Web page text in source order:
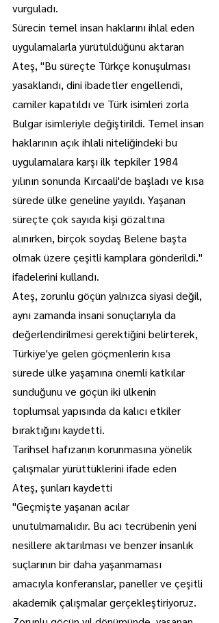
vurguladı.
Sürecin temel insan haklarını ihlal eden
uygulamalarla yürütüldüğünü aktaran
Ateş, "Bu süreçte Türkçe konuşulması
yasaklandı, dini ibadetler engellendi,
camiler kapatıldı ve Türk isimleri zorla
Bulgar isimleriyle değiştirildi. Temel insan
haklarının açık ihlali niteliğindeki bu
uygulamalara karşı ilk tepkiler 1984
yılının sonunda Kırcaali'de başladı ve kısa
sürede ülke geneline yayıldı. Yaşanan
süreçte çok sayıda kişi gözaltına
alınırken, birçok soydaş Belene başta
olmak üzere çeşitli kamplara gönderildi."
ifadelerini kullandı.
Ateş, zorunlu göçün yalnızca siyasi değil,
aynı zamanda insani sonuçlarıyla da
değerlendirilmesi gerektiğini belirterek,
Türkiye'ye gelen göçmenlerin kısa
sürede ülke yaşamına önemli katkılar
sunduğunu ve göçün iki ülkenin
toplumsal yapısında da kalıcı etkiler
bıraktığını kaydetti.
Tarihsel hafızanın korunmasına yönelik
çalışmalar yürüttüklerini ifade eden
Ateş, şunları kaydetti
"Geçmişte yaşanan acılar
unutulmamalıdır. Bu acı tecrübenin yeni
nesillere aktarılması ve benzer insanlık
suçlarının bir daha yaşanmaması
amacıyla konferanslar, paneller ve çeşitli
akademik çalışmalar gerçekleştiriyoruz.